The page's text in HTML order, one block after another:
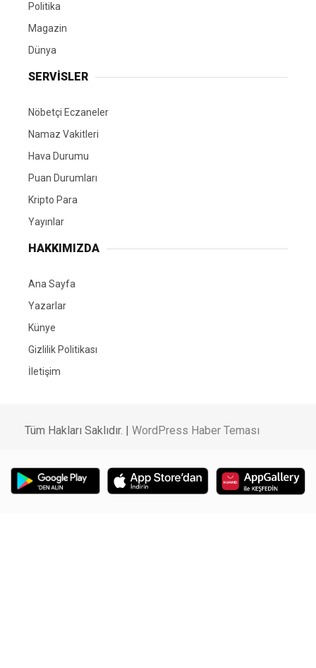
Politika
Magazin
Dünya
SERVİSLER
Nöbetçi Eczaneler
Namaz Vakitleri
Hava Durumu
Puan Durumları
Kripto Para
Yayınlar
HAKKIMIZDA
Ana Sayfa
Yazarlar
Künye
Gizlilik Politikası
İletişim
Tüm Hakları Saklıdır. | WordPress Haber Teması